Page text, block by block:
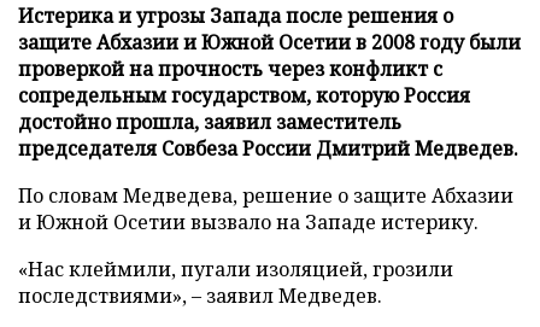
Истерика и угрозы Запада после решения о
защите Абхазии и Южной Осетии в 2008 году были
проверкой на прочность через конфликт с
сопредельным государством, которую Россия
достойно прошла, заявил заместитель
председателя Совбеза России Дмитрий Медведев.
По словам Медведева, решение о защите Абхазии
и Южной Осетии вызвало на Западе истерику.
«Нас клеймили, пугали изоляцией, грозили
последствиями», – заявил Медведев.